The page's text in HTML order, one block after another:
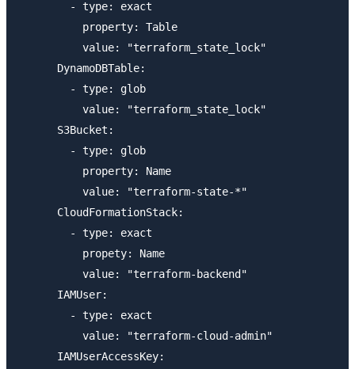
        - type: exact
          property: Table
          value: "terraform_state_lock"
      DynamoDBTable:
        - type: glob
          value: "terraform_state_lock"
      S3Bucket:
        - type: glob
          property: Name
          value: "terraform-state-*"
      CloudFormationStack:
        - type: exact
          propety: Name
          value: "terraform-backend"
      IAMUser:
        - type: exact
          value: "terraform-cloud-admin"
      IAMUserAccessKey: